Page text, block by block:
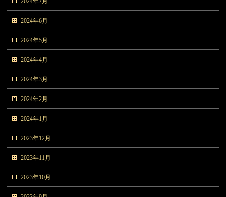
2024年6月
2024年5月
2024年4月
2024年3月
2024年2月
2024年1月
2023年12月
2023年11月
2023年10月